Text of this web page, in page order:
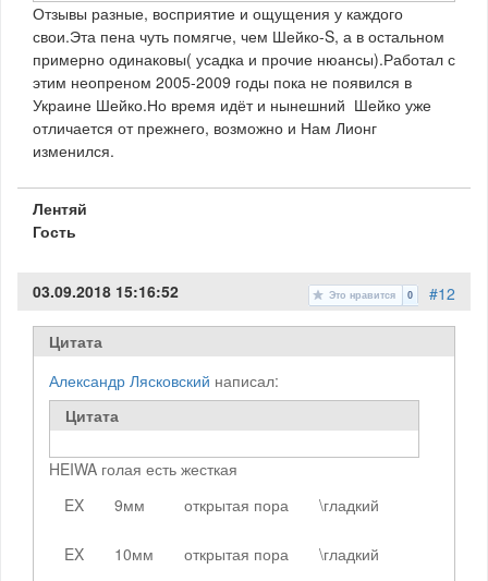
Отзывы разные, восприятие и ощущения у каждого
свои.Эта пена чуть помягче, чем Шейко-S, а в остальном
примерно одинаковы( усадка и прочие нюансы).Работал с
этим неопреном 2005-2009 годы пока не появился в
Украине Шейко.Но время идёт и нынешний Шейко уже
отличается от прежнего, возможно и Нам Лионг
изменился.
Лентяй
Гость
#12
Это нравится 0
03.09.2018 15:16:52
Цитата
Александр Лясковский написал:
Цитата
HEIWA голая есть жесткая
EX
9мм открытая пора \гладкий
EX 10мм открытая пора \гладкий